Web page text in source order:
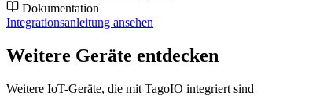
Dokumentation
Integrationsanleitung ansehen
Weitere Geräte entdecken
Weitere IoT-Geräte, die mit TagoIO integriert sind